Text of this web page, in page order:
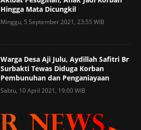
Hingga Mata Dicungkil
Minggu, 5 September 2021, 23:55 WIB
Warga Desa Aji Julu, Aydillah Safitri Br
Surbakti Tewas Diduga Korban
Pembunuhan dan Penganiayaan
Sabtu, 10 April 2021, 19:00 WIB